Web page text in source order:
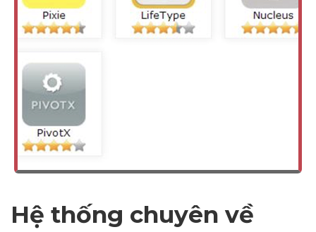
Hệ thống chuyên về
Dimensions
Impressions